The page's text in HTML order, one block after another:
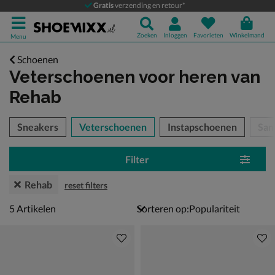
Gratisverzending en retour*
Menu Zoeken Inloggen Favorieten Winkelmand
Schoenen
Veterschoenen voor heren van
Rehab
over
Sneakers Veterschoenen Instapschoenen
Filter
Rehab reset filters
5 artikelen
5 Artikelen Sorteren op: